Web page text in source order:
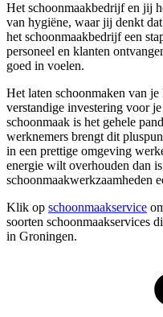
Het schoonmaakbedrijf en jij
van hygiëne, waar jij denkt
het schoonmaakbedrijf een
personeel en klanten
goed in voelen.
Het laten schoonmaken van
verstandige investering voor
schoonmaak is het gehele
werknemers brengt dit
in een prettige omgeving
energie wilt overhouden dan
schoonmaakwerkzaamheden
Klik op schoonmaakservice
soorten schoonmaakservices
in Groningen.